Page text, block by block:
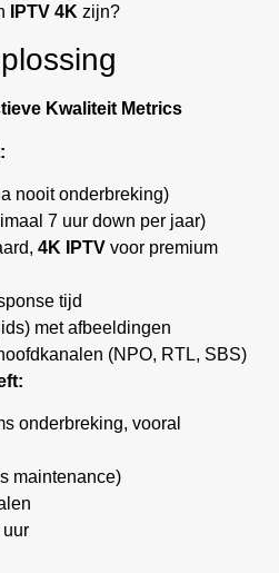
IPTV 4K zijn?
Kwaliteit Metrics
nooit onderbreking)
7 uur down per jaar)
4K IPTV voor premium
tijd
met afbeeldingen
(NPO, RTL, SBS)
onderbreking, vooral
maintenance)
uur